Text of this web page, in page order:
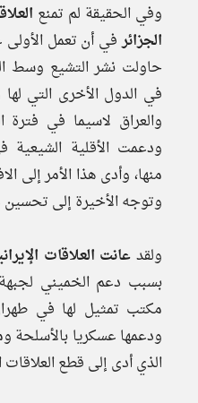
وفي الحقيقة لم تمنع
الجزائرفي أن تعمل الأولى
حاولت نشر التشيع وسط
في الدول الأخرى التي
والعراق لاسيما في فترة
ودعمت الأقلية الشيعية
منها، وأدى هذا الأمر إلى
وتوجه الأخيرة إلى تحسين
ولقدعانت العلاقات
بسبب دعم الخميني
مكتب تمثيل لها في
ودعمها عسكريا بالأسلحة
الذي أدى إلى قطع العلاقات